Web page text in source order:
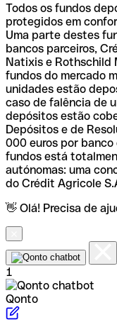
Todos os fundos
protegidos em
Uma parte destes
bancos parceiros,
Natixis e Rothschild
fundos do mercado
unidades estão
caso de falência de
depósitos estão
Depósitos e de
000 euros por
fundos está
autónomas: uma
do Crédit Agricole
👋 Olá! Precisa de
1
Qonto